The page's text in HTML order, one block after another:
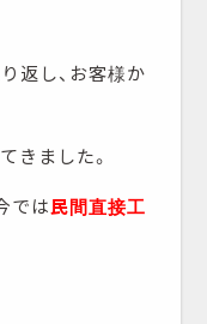
返し、お客様か
きました。
では民間直接工